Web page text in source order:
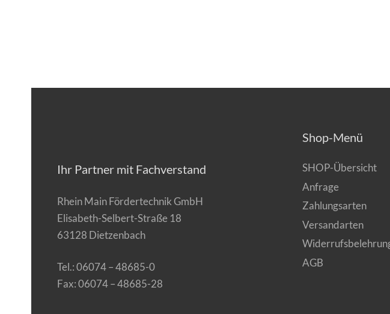
Ihr Partner mit Fachverstand
Rhein Main Fördertechnik GmbH
Elisabeth-Selbert-Straße 18
63128 Dietzenbach
Tel.: 06074 – 48685-0
Fax: 06074 – 48685-28
Shop-Menü
SHOP-Übersicht
Anfrage
Zahlungsarten
Versandarten
AGB